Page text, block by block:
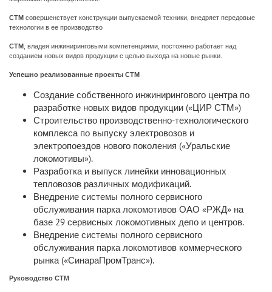
СТМ совершенствует конструкции выпускаемой техники, внедряет передовые
технологии в ее производство
СТМ , владея инжиниринговыми компетенциями, постоянно работает над
созданием новых видов продукции с целью выхода на новые рынки.
Успешно реализованные проекты СТМ
Создание собственного инжинирингового центра по
разработке новых видов продукции («ЦИР СТМ»)
Строительство производственно-технологического
комплекса по выпуску электровозов и
электропоездов нового поколения («Уральские
локомотивы»).
Разработка и выпуск линейки инновационных
тепловозов различных модификаций.
Внедрение системы полного сервисного
обслуживания парка локомотивов ОАО «РЖД» на
базе 29 сервисных локомотивных депо и центров.
Внедрение системы полного сервисного
обслуживания парка локомотивов коммерческого
рынка («СинараПромТранс»).
Руководство СТМ